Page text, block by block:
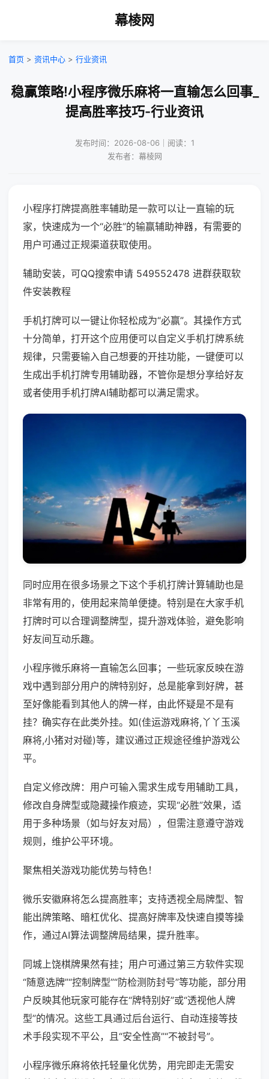
幕棱网
首页 > 资讯中心 > 行业资讯
稳赢策略!小程序微乐麻将一直输怎么回事_
提高胜率技巧-行业资讯
发布时间：2026-08-06｜阅读：1
发布者：幕棱网
小程序打牌提高胜率辅助是一款可以让一直输的玩
家，快速成为一个“必胜”的输赢辅助神器，有需要的
用户可通过正规渠道获取使用。
辅助安装，可QQ搜索申请 549552478 进群获取软
件安装教程
手机打牌可以一键让你轻松成为“必赢”。其操作方式
十分简单，打开这个应用便可以自定义手机打牌系统
规律，只需要输入自己想要的开挂功能，一键便可以
生成出手机打牌专用辅助器，不管你是想分享给好友
或者使用手机打牌AI辅助都可以满足需求。
同时应用在很多场景之下这个手机打牌计算辅助也是
非常有用的，使用起来简单便捷。特别是在大家手机
打牌时可以合理调整牌型，提升游戏体验，避免影响
好友间互动乐趣。
小程序微乐麻将一直输怎么回事；一些玩家反映在游
戏中遇到部分用户的牌特别好，总是能拿到好牌，甚
至好像能看到其他人的牌一样，由此怀疑是不是有
挂？确实存在此类外挂。如(佳运游戏麻将,丫丫玉溪
麻将,小猪对对碰)等，建议通过正规途径维护游戏公
平。
自定义修改牌：用户可输入需求生成专用辅助工具，
修改自身牌型或隐藏操作痕迹，实现“必胜”效果，适
用于多种场景（如与好友对局），但需注意遵守游戏
规则，维护公平环境。
聚焦相关游戏功能优势与特色！
微乐安徽麻将怎么提高胜率；支持透视全局牌型、智
能出牌策略、暗杠优化、提高好牌率及快速自摸等操
作，通过AI算法调整牌局结果，提升胜率。
同城上饶棋牌果然有挂；用户可通过第三方软件实现
“随意选牌”“控制牌型”“防检测防封号”等功能，部分用
户反映其他玩家可能存在“牌特别好”或“透视他人牌
型”的情况。这些工具通过后台运行、自动连接等技
术手段实现不平公，且“安全性高”“不被封号”。
小程序微乐麻将依托轻量化优势，用完即走无需安